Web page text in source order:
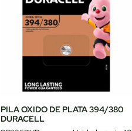
PILA OXIDO DE PLATA 394/380
DURACELL